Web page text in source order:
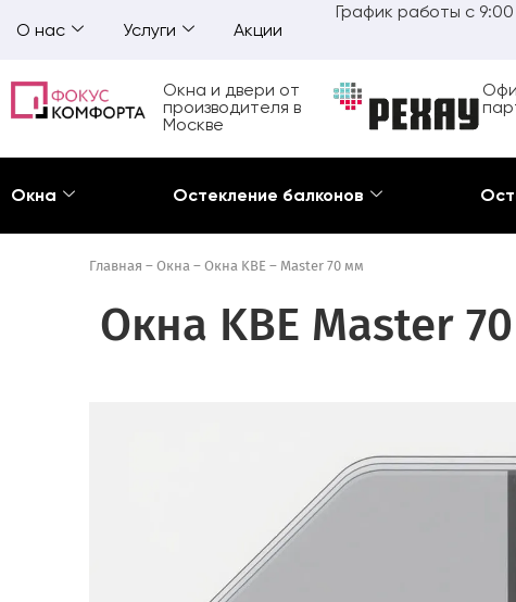
О нас Услуги Акции
График работы с
Окна и двери от
производителя в
Москве
Окна Остекление балконов
Главная – Окна – Окна KBE – Master 70 мм
Окна KBE Master